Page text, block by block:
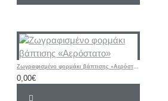
Ζωγραφισμένο φορμάκι βάπτισης «Αερόστατο»
0,00€